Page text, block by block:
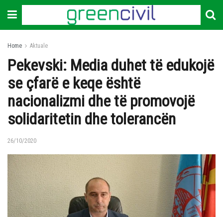
Home Aktuale
Pekevski: Media duhet të edukojë
se çfarë e keqe është
nacionalizmi dhe të promovojë
solidaritetin dhe tolerancën
26/10/2020